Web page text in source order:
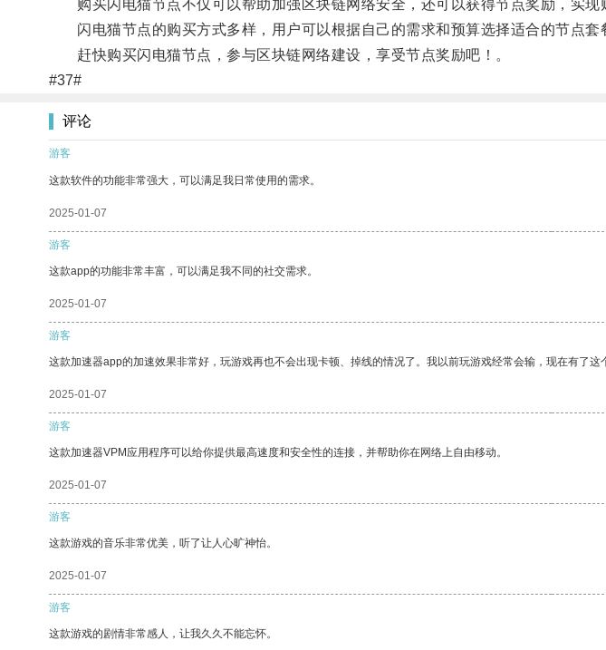
购买闪电猫节点不仅可以帮助加强区块链网络安全，还可以获得节点奖励，实现
闪电猫节点的购买方式多样，用户可以根据自己的需求和预算选择适合的节点套
赶快购买闪电猫节点，参与区块链网络建设，享受节点奖励吧！。
#37#
评论
游客
这款软件的功能非常强大，可以满足我日常使用的需求。
2025-01-07
游客
这款app的功能非常丰富，可以满足我不同的社交需求。
2025-01-07
游客
这款加速器app的加速效果非常好，玩游戏再也不会出现卡顿、掉线的情况了。我以前玩游戏经常会输，现在有了这
2025-01-07
游客
这款加速器VPM应用程序可以给你提供最高速度和安全性的连接，并帮助你在网络上自由移动。
2025-01-07
游客
这款游戏的音乐非常优美，听了让人心旷神怡。
2025-01-07
游客
这款游戏的剧情非常感人，让我久久不能忘怀。